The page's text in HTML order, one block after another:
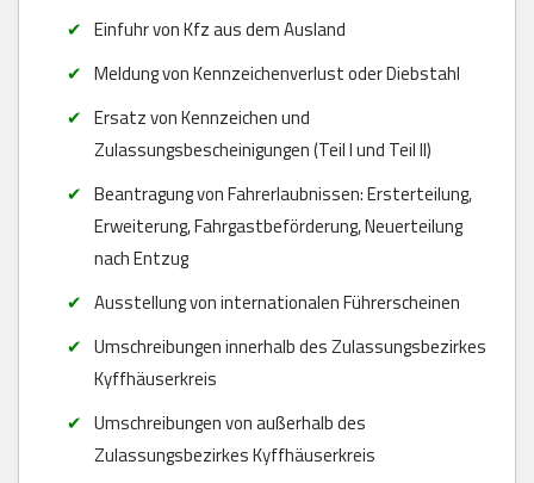
Einfuhr von Kfz aus dem Ausland
Meldung von Kennzeichenverlust oder Diebstahl
Ersatz von Kennzeichen und
Zulassungsbescheinigungen (Teil I und Teil II)
Beantragung von Fahrerlaubnissen: Ersterteilung,
Erweiterung, Fahrgastbeförderung, Neuerteilung
nach Entzug
Ausstellung von internationalen Führerscheinen
Umschreibungen innerhalb des Zulassungsbezirkes
Kyffhäuserkreis
Umschreibungen von außerhalb des
Zulassungsbezirkes Kyffhäuserkreis